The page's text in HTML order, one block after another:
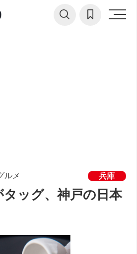
ルメ 兵庫
ッグ、神戸の日本